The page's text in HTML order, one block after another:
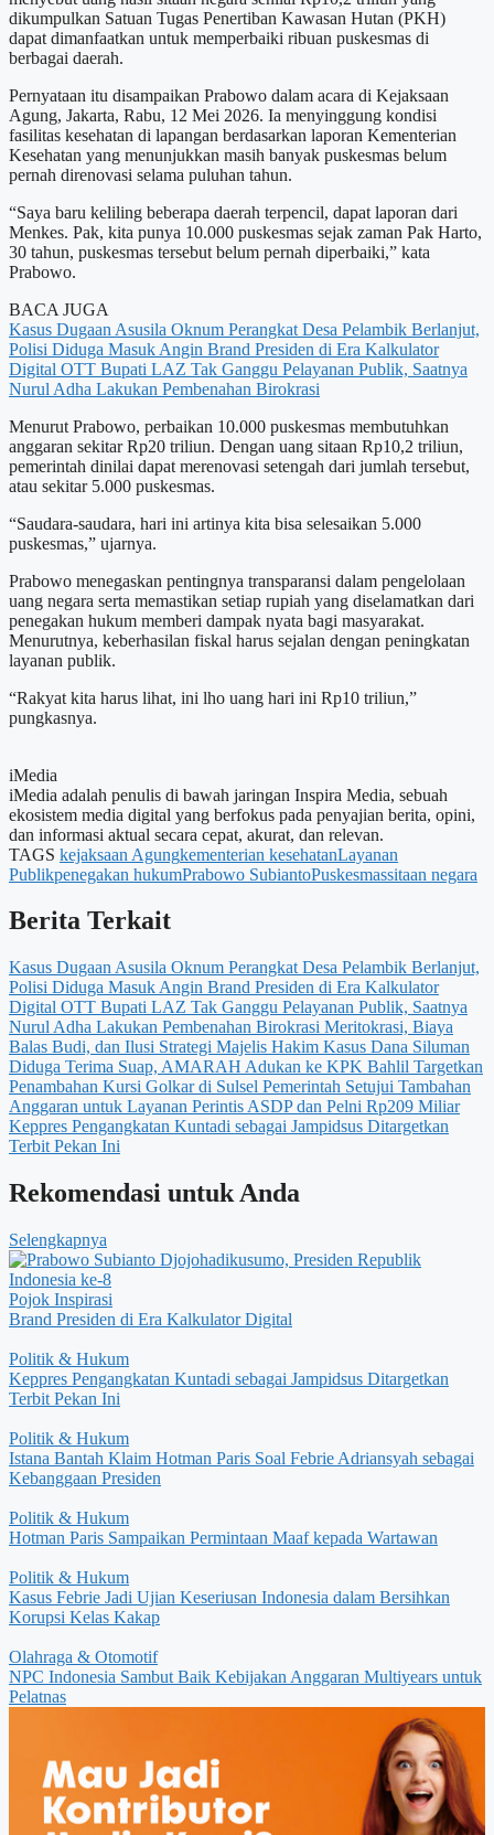
dikumpulkan Satuan Tugas Penertiban Kawasan Hutan (PKH)
dapat dimanfaatkan untuk memperbaiki ribuan puskesmas di
berbagai daerah.
Pernyataan itu disampaikan Prabowo dalam acara di Kejaksaan
Agung, Jakarta, Rabu, 12 Mei 2026. Ia menyinggung kondisi
fasilitas kesehatan di lapangan berdasarkan laporan Kementerian
Kesehatan yang menunjukkan masih banyak puskesmas belum
pernah direnovasi selama puluhan tahun.
“Saya baru keliling beberapa daerah terpencil, dapat laporan dari
Menkes. Pak, kita punya 10.000 puskesmas sejak zaman Pak Harto,
30 tahun, puskesmas tersebut belum pernah diperbaiki,” kata
Prabowo.
BACA JUGA
Kasus Dugaan Asusila Oknum Perangkat Desa Pelambik Berlanjut,
Polisi Diduga Masuk Angin Brand Presiden di Era Kalkulator
Digital OTT Bupati LAZ Tak Ganggu Pelayanan Publik, Saatnya
Nurul Adha Lakukan Pembenahan Birokrasi
Menurut Prabowo, perbaikan 10.000 puskesmas membutuhkan
anggaran sekitar Rp20 triliun. Dengan uang sitaan Rp10,2 triliun,
pemerintah dinilai dapat merenovasi setengah dari jumlah tersebut,
atau sekitar 5.000 puskesmas.
“Saudara-saudara, hari ini artinya kita bisa selesaikan 5.000
puskesmas,” ujarnya.
Prabowo menegaskan pentingnya transparansi dalam pengelolaan
uang negara serta memastikan setiap rupiah yang diselamatkan dari
penegakan hukum memberi dampak nyata bagi masyarakat.
Menurutnya, keberhasilan fiskal harus sejalan dengan peningkatan
layanan publik.
“Rakyat kita harus lihat, ini lho uang hari ini Rp10 triliun,”
pungkasnya.
iMedia
iMedia adalah penulis di bawah jaringan Inspira Media, sebuah
ekosistem media digital yang berfokus pada penyajian berita, opini,
dan informasi aktual secara cepat, akurat, dan relevan.
TAGS kejaksaan Agungkementerian kesehatanLayanan
Publikpenegakan hukumPrabowo SubiantoPuskesmassitaan negara
Berita Terkait
Kasus Dugaan Asusila Oknum Perangkat Desa Pelambik Berlanjut,
Polisi Diduga Masuk Angin Brand Presiden di Era Kalkulator
Digital OTT Bupati LAZ Tak Ganggu Pelayanan Publik, Saatnya
Nurul Adha Lakukan Pembenahan Birokrasi Meritokrasi, Biaya
Balas Budi, dan Ilusi Strategi Majelis Hakim Kasus Dana Siluman
Diduga Terima Suap, AMARAH Adukan ke KPK Bahlil Targetkan
Penambahan Kursi Golkar di Sulsel Pemerintah Setujui Tambahan
Anggaran untuk Layanan Perintis ASDP dan Pelni Rp209 Miliar
Keppres Pengangkatan Kuntadi sebagai Jampidsus Ditargetkan
Terbit Pekan Ini
Rekomendasi untuk Anda
Selengkapnya
Pojok Inspirasi
Brand Presiden di Era Kalkulator Digital
Politik & Hukum
Keppres Pengangkatan Kuntadi sebagai Jampidsus Ditargetkan
Terbit Pekan Ini
Politik & Hukum
Istana Bantah Klaim Hotman Paris Soal Febrie Adriansyah sebagai
Kebanggaan Presiden
Politik & Hukum
Hotman Paris Sampaikan Permintaan Maaf kepada Wartawan
Politik & Hukum
Kasus Febrie Jadi Ujian Keseriusan Indonesia dalam Bersihkan
Korupsi Kelas Kakap
Olahraga & Otomotif
NPC Indonesia Sambut Baik Kebijakan Anggaran Multiyears untuk
Pelatnas